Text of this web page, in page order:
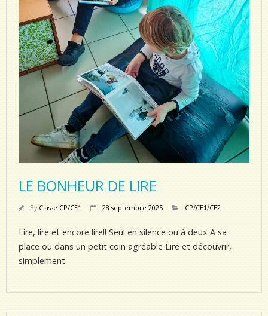
LE BONHEUR DE LIRE
By Classe CP/CE1 28 septembre 2025 CP/CE1/CE2
Lire, lire et encore lire!! Seul en silence ou à deux A sa
place ou dans un petit coin agréable Lire et découvrir,
simplement.